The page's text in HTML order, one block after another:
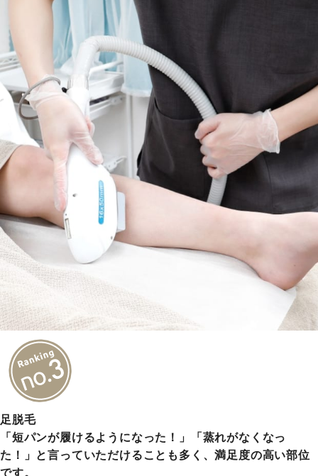
足脱毛
「短パンが履けるようになった！」「蒸れがなくなっ
た！」と言っていただけることも多く、満足度の高い部位
です。